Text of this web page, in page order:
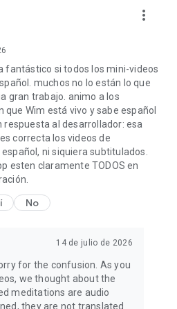
global y comparte tu
del Método Wim Hof.
alejado al médico." – Wim Hof
mejora tu atención plena y
como el Hombre de
Wim Hof.
suscripción
mensual y anual, ambos
automáticamente y se cobran
el país y el cargo se convertirá a
de residencia.
support@wimhofmethod.com
more_vert
fantástico si todos los mini-videos
muchos no lo están lo que
gran trabajo. animo a los
Wim está vivo y sabe español
respuesta al desarrollador: esa
correcta los videos de
ni siquiera subtitulados.
esten claramente TODOS en
No
14 de julio de 2026
for the confusion. As you
we thought about the
meditations are audio
they are not translated